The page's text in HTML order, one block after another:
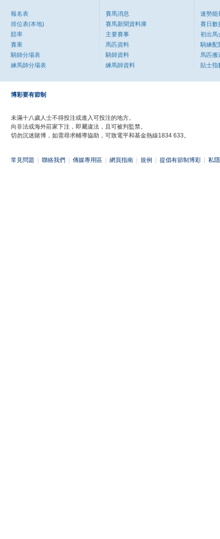
報名表
排位表(本地)
賠率
賽果
騎師分場表
練馬師分場表
賽馬消息
賽馬新聞資料庫
主要賽事
馬匹資料
騎師資料
練馬師資料
速勢能
賽日數
初出馬
騎練配
馬匹搬
貼士指
博彩要有節制
未滿十八歲人士不得投注或進入可投注的地方。
向非法或海外莊家下注，即屬違法，且可被判監禁。
切勿沉迷賭博，如需尋求輔導協助，可致電平和基金熱線1834 633。
常見問題 聯絡我們 傳媒專用區 網頁指南 規例 提倡有節制博彩 私